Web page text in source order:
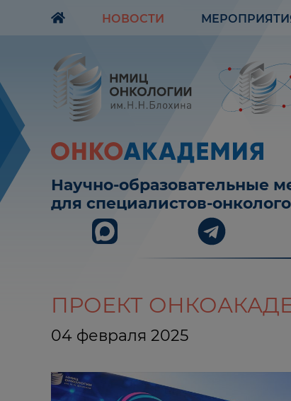
НОВОСТИ
Научно-образовательные
для специалистов-
ПРОЕКТ
04 февраля 2025